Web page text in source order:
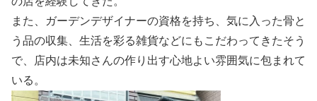
また、ガーデンデザイナーの資格を持ち、気に入った骨と
う品の収集、生活を彩る雑貨などにもこだわってきたそう
で、店内は未知さんの作り出す心地よい雰囲気に包まれて
いる。